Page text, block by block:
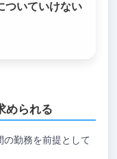
ついていけない
められる
勤務を前提として